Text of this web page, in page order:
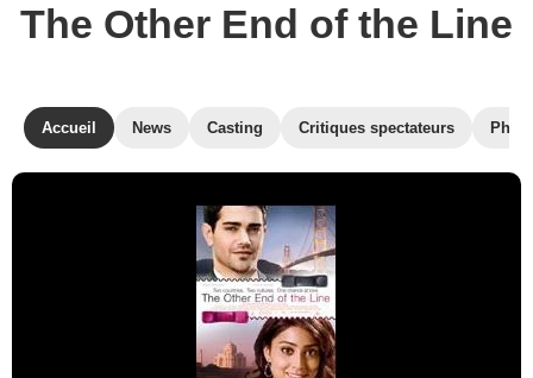
The Other End of the Line
Accueil News Casting Critiques spectateurs